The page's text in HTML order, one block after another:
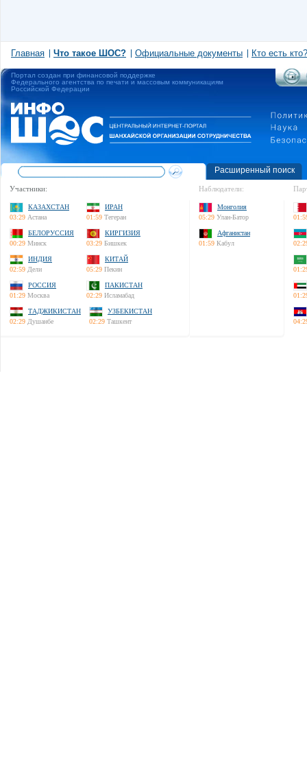
Главная Что такое ШОС? Официальные документы Кто есть кто?
Портал создан при финансовой поддержке
Федерального агентства по печати и массовым коммуникациям
Российской Федерации
Расширенный поиск
Участники:
КАЗАХСТАН
03:29 Астана
ИРАН
01:59 Тегеран
БЕЛОРУССИЯ
00:29 Минск
КИРГИЗИЯ
03:29 Бишкек
ИНДИЯ
02:59 Дели
КИТАЙ
05:29 Пекин
РОССИЯ
01:29 Москва
ПАКИСТАН
02:29 Исламабад
ТАДЖИКИСТАН
02:29 Душанбе
УЗБЕКИСТАН
02:29 Ташкент
Наблюдатели:
Монголия
05:29 Улан-Батор
Афганистан
01:59 Кабул